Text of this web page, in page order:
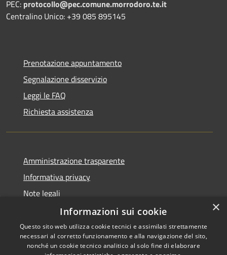
PEC: protocollo@pec.comune.morrodoro.te.it
Centralino Unico: +39 085 895145
Prenotazione appuntamento
Segnalazione disservizio
Leggi le FAQ
Richiesta assistenza
Amministrazione trasparente
Informativa privacy
Note legali
Dichiarazione di accessibilità
×
Informazioni sui cookie
Questo sito web utilizza cookie tecnici e assimilati strettamente
necessari al corretto funzionamento e alla navigazione del sito,
nonché un cookie tecnico analitico al solo fine di elaborare